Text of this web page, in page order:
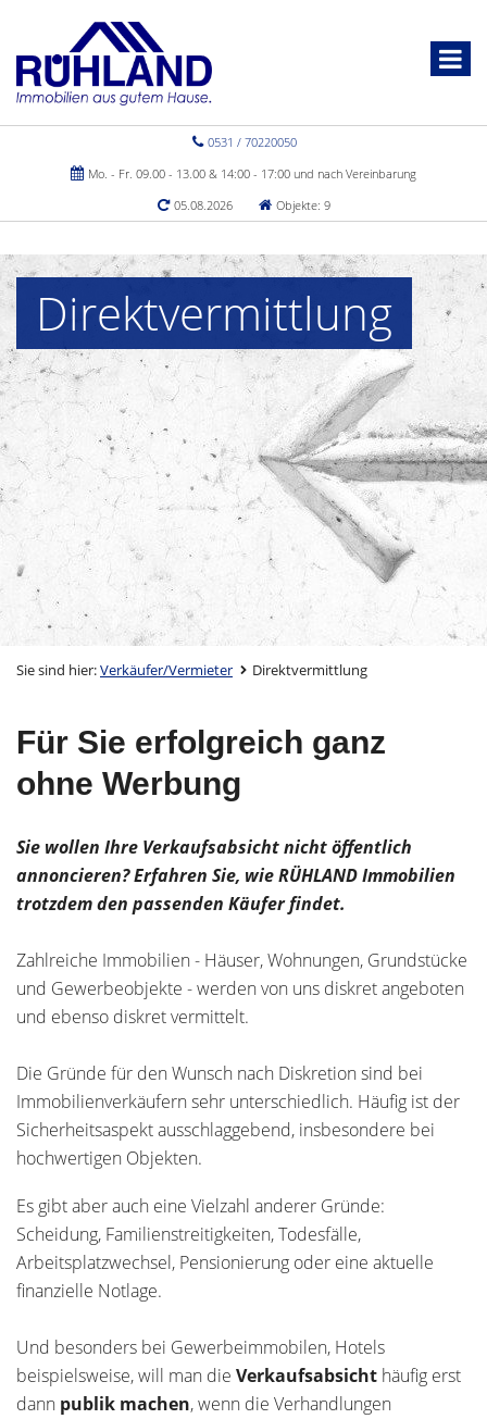
0531 / 70220050
Mo. - Fr. 09.00 - 13.00 & 14:00 - 17:00 und nach Vereinbarung
05.08.2026
Objekte: 9
Direktvermittlung
Sie sind hier:Verkäufer/Vermieter Direktvermittlung
Für Sie erfolgreich ganz
ohne Werbung
Sie wollen Ihre Verkaufsabsicht nicht öffentlich
annoncieren? Erfahren Sie, wie RÜHLAND Immobilien
trotzdem den passenden Käufer findet.
Zahlreiche Immobilien - Häuser, Wohnungen, Grundstücke
und Gewerbeobjekte - werden von uns diskret angeboten
und ebenso diskret vermittelt.
Die Gründe für den Wunsch nach Diskretion sind bei
Immobilienverkäufern sehr unterschiedlich. Häufig ist der
Sicherheitsaspekt ausschlaggebend, insbesondere bei
hochwertigen Objekten.
Es gibt aber auch eine Vielzahl anderer Gründe:
Scheidung, Familienstreitigkeiten, Todesfälle,
Arbeitsplatzwechsel, Pensionierung oder eine aktuelle
finanzielle Notlage.
Und besonders bei Gewerbeimmobilen, Hotels
beispielsweise, will man die Verkaufsabsicht häufig erst
dann publik machen, wenn die Verhandlungen